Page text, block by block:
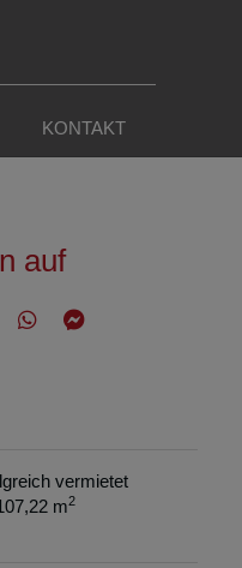
KONTAKT
auf
vermietet
m2